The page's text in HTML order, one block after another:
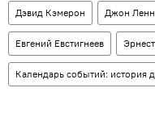
Дэвид Кэмерон Джон
Евгений Евстигнеев
Календарь событий: история